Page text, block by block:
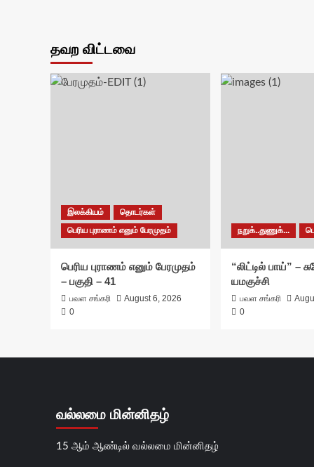
தவற விட்டவை
இலக்கியம்
தொடர்கள்
பெரிய புராணம் எனும் பேரமுதம்
பெரிய புராணம் எனும் பேரமுதம்
– பகுதி – 41
பவள சங்கரி
August 6, 2026
0
நறுக்..துணுக்...
“லிட்டில் பாய்” –
யமகுச்சி
பவள சங்கரி
0
வல்லமை மின்னிதழ்
15 ஆம் ஆண்டில் வல்லமை மின்னிதழ்